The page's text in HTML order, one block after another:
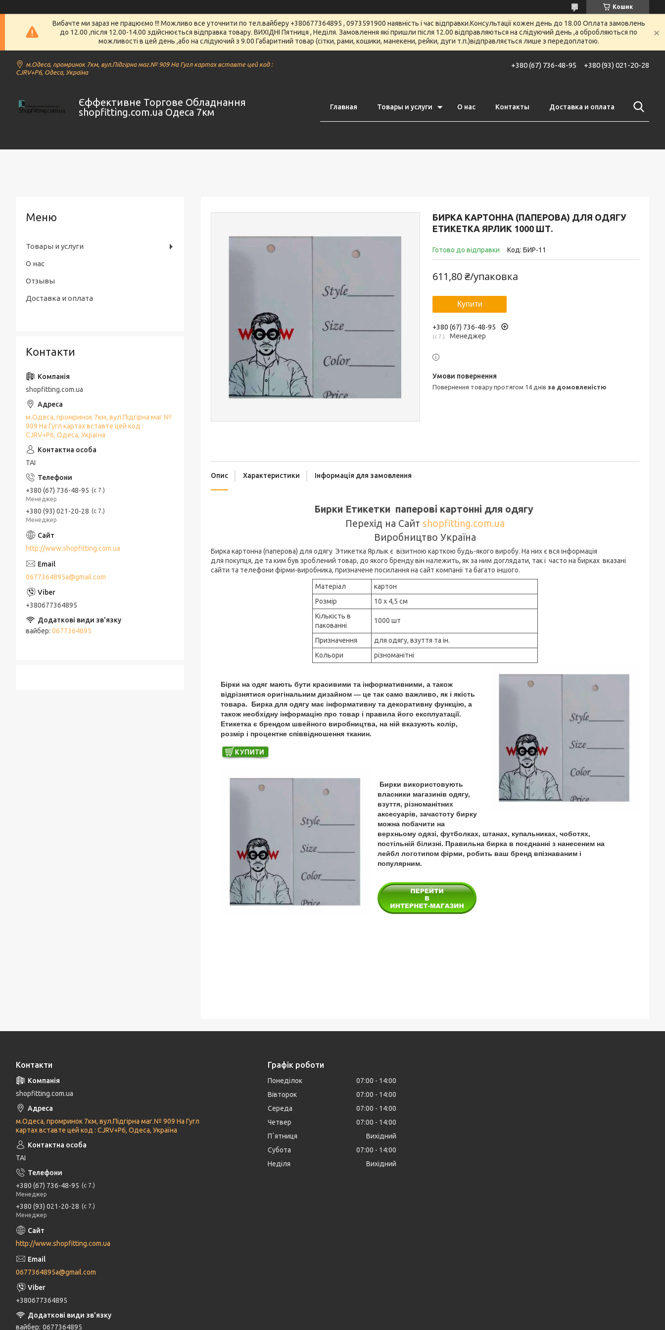
Кошик
Вибачте ми зараз не працюємо !!! Можливо все уточнити по тел.вайберу +380677364895 , 0973591900 наявність і час відправки.Консультації кожен день до 18.00 Оплата замовлень
до 12.00 ,після 12.00-14.00 здійснюється відправка товару. ВИХІДНІ Пятниця , Неділя. Замовлення які пришли після 12.00 відправляються на слідуючий день ,а обробляються по
можливості в цей день ,або на слідуючий з 9.00 Габаритний товар (сітки, рами, кошики, манекени, рейки, дуги т.п.)відправляється лише з передоплатою.
м.Одеса, промринок 7км, вул.Підгірна маг.№ 909 На Гугл картах вставте цей код :
CJRV+P6, Одеса, Україна
+380 (67) 736-48-95 +380 (93) 021-20-28
Єффективне Торгове Обладнання
shopfitting.com.ua Одеса 7км
Главная Товары и услуги О нас Контакты Доставка и оплата
БИРКА КАРТОННА (ПАПЕРОВА) ДЛЯ ОДЯГУ
ЕТИКЕТКА ЯРЛИК 1000 ШТ.
Готово до відправки Код: БИР-11
611,80 ₴/упаковка
Купити
+380 (67) 736-48-95
с 7. Менеджер
повернення товару протягом 14 днів за домовленістю
Опис Характеристики Інформація для замовлення
Бирки Етикетки паперові картонні для одягу
Перехід на Сайт shopfitting.com.ua
Виробництво Україна
Бирка картонна (паперова) для одягу Этикетка Ярлык є візитною карткою будь-якого виробу. На них є вся інформація
для покупця, де та ким був зроблений товар, до якого бренду він належить, як за ним доглядати, так і часто на бирках вказані
сайти та телефони фірми-виробника, призначене посилання на сайт компанії та багато іншого.
Матеріал
картон
Розмір
10 х 4,5 см
Кількість в
пакованні
1000 шт
Призначення
для одягу, взуття та ін.
Кольори
різноманітні
Бірки на одяг мають бути красивими та інформативними, а також
відрізнятися оригінальним дизайном — це так само важливо, як і якість
товара. Бирка для одягу має інформативну та декоративну функцію, а
також необхідну інформацію про товар і правила його експлуатації.
Етикетка є брендом швейного виробництва, на ній вказують колір,
розмір і процентне співвідношення тканин.
Бирки використовують
власники магазинів одягу,
взуття, різноманітних
аксесуарів, зачастоту бирку
можна побачити на
верхньому одязі, футболках, штанах, купальниках, чоботях,
постільній білизні. Правильна бирка в поєднанні з нанесеним на
лейбл логотипом фірми, робить ваш бренд впізнаваним і
популярним.
Товары и услуги
О нас
Отзывы
Доставка и оплата
Контакти
shopfitting.com.ua
м.Одеса, промринок 7км, вул.Підгірна маг.№
909 На Гугл картах вставте цей код :
CJRV+P6, Одеса, Україна
ТАІ
+380 (67) 736-48-95
с 7.
Менеджер
+380 (93) 021-20-28
с 7.
Менеджер
http://www.shopfitting.com.ua
0677364895a@gmail.com
+380677364895
вайбер 0677364895
Контакти
shopfitting.com.ua
м.Одеса, промринок 7км, вул.Підгірна маг.№ 909 На Гугл
картах вставте цей код : CJRV+P6, Одеса, Україна
ТАІ
+380 (67) 736-48-95
с 7.
Менеджер
+380 (93) 021-20-28
с 7.
Менеджер
http://www.shopfitting.com.ua
0677364895a@gmail.com
+380677364895
вайбер 0677364895
Графік роботи
Понеділок 07:00
14:00
Вівторок
07:00
14:00
Середа
07:00
14:00
Четвер
07:00
14:00
Пʼятниця
Вихідний
Субота
07:00
14:00
Неділя
Вихідний